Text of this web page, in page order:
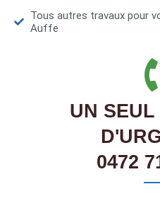
Tous autres travaux pour
Auffe
UN SEUL
0472